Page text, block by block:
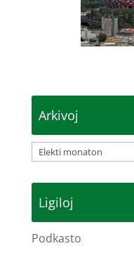
Arkivoj
Arkivoj
Ligiloj
Podkasto